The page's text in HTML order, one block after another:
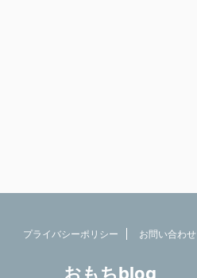
プライバシーポリシー お問い合わせ
おもちblog